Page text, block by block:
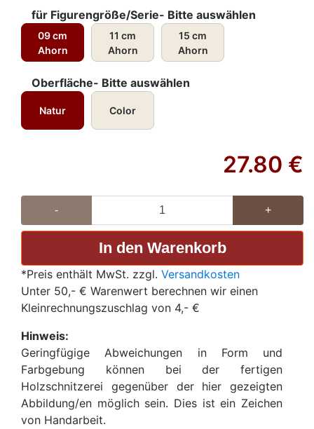
für Figurengröße/Serie- Bitte auswählen
09 cm
Ahorn
11 cm
Ahorn
15 cm
Ahorn
Oberfläche- Bitte auswählen
Natur Color
27.80 €
- +
*Preis enthält MwSt. zzgl. Versandkosten
Unter 50,- € Warenwert berechnen wir einen
Kleinrechnungszuschlag von 4,- €
Hinweis:
Geringfügige Abweichungen in Form und
Farbgebung können bei der fertigen
Holzschnitzerei gegenüber der hier gezeigten
Abbildung/en möglich sein. Dies ist ein Zeichen
von Handarbeit.